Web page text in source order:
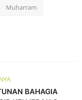
Muharram
BAHAGIA